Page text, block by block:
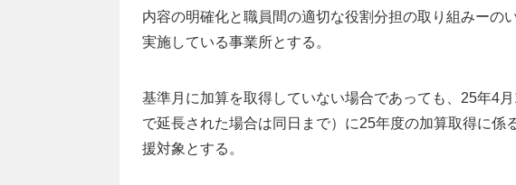
内容の明確化と職員間の適切な役割分担の取り組みーの
実施している事業所とする。
基準月に加算を取得していない場合であっても、25年4
で延長された場合は同日まで）に25年度の加算取得に係
援対象とする。